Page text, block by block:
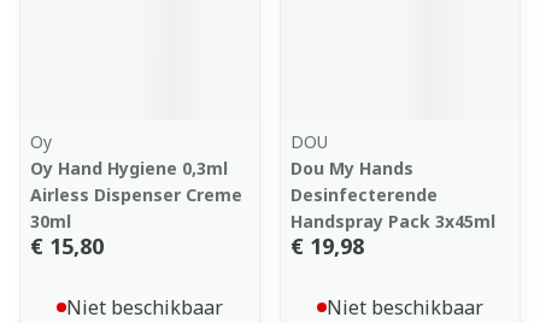
Oy
Oy Hand Hygiene 0,3ml
Airless Dispenser Creme
30ml
€ 15,80
Niet beschikbaar
DOU
Dou My Hands
Desinfecterende
Handspray Pack 3x45ml
€ 19,98
Niet beschikbaar